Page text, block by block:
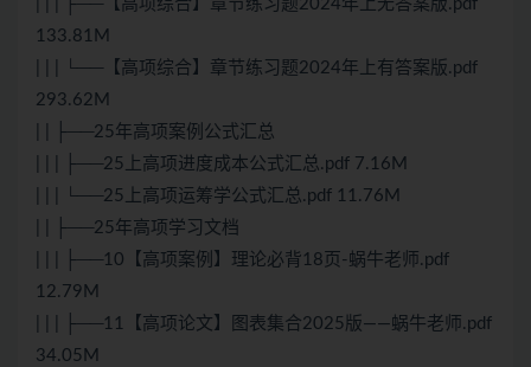
| | | ├──【高项综合】章节练习题2024年上无答案版.pdf
133.81M
| | | └──【高项综合】章节练习题2024年上有答案版.pdf
293.62M
| | ├──25年高项案例公式汇总
| | | ├──25上高项进度成本公式汇总.pdf 7.16M
| | | └──25上高项运筹学公式汇总.pdf 11.76M
| | ├──25年高项学习文档
| | | ├──10【高项案例】理论必背18页-蜗牛老师.pdf
12.79M
| | | ├──11【高项论文】图表集合2025版——蜗牛老师.pdf
34.05M